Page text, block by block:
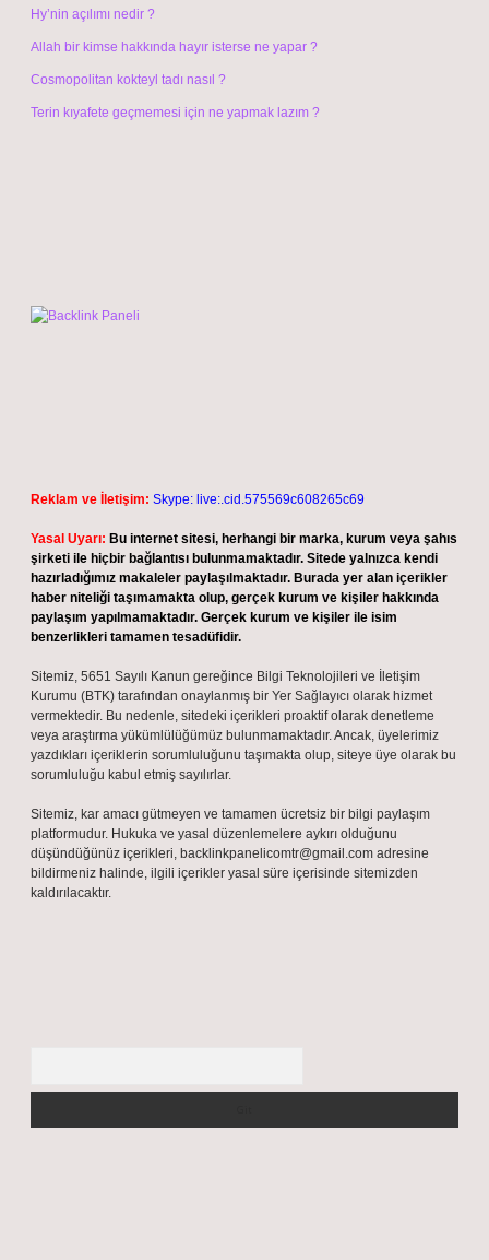
Hy’nin açılımı nedir ?
Allah bir kimse hakkında hayır isterse ne yapar ?
Cosmopolitan kokteyl tadı nasıl ?
Terin kıyafete geçmemesi için ne yapmak lazım ?
Reklam ve İletişim: Skype: live:.cid.575569c608265c69
Yasal Uyarı: Bu internet sitesi, herhangi bir marka, kurum veya şahıs
şirketi ile hiçbir bağlantısı bulunmamaktadır. Sitede yalnızca kendi
hazırladığımız makaleler paylaşılmaktadır. Burada yer alan içerikler
haber niteliği taşımamakta olup, gerçek kurum ve kişiler hakkında
paylaşım yapılmamaktadır. Gerçek kurum ve kişiler ile isim
benzerlikleri tamamen tesadüfidir.
Sitemiz, 5651 Sayılı Kanun gereğince Bilgi Teknolojileri ve İletişim
Kurumu (BTK) tarafından onaylanmış bir Yer Sağlayıcı olarak hizmet
vermektedir. Bu nedenle, sitedeki içerikleri proaktif olarak denetleme
veya araştırma yükümlülüğümüz bulunmamaktadır. Ancak, üyelerimiz
yazdıkları içeriklerin sorumluluğunu taşımakta olup, siteye üye olarak bu
sorumluluğu kabul etmiş sayılırlar.
Sitemiz, kar amacı gütmeyen ve tamamen ücretsiz bir bilgi paylaşım
platformudur. Hukuka ve yasal düzenlemelere aykırı olduğunu
düşündüğünüz içerikleri, backlinkpanelicomtr@gmail.com adresine
bildirmeniz halinde, ilgili içerikler yasal süre içerisinde sitemizden
kaldırılacaktır.